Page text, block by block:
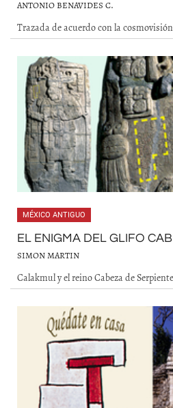
ANTONIO BENAVIDES C.
Trazada de acuerdo con la
MÉXICO ANTIGUO
EL ENIGMA DEL GLIFO
SIMON MARTIN
Calakmul y el reino Cabeza de